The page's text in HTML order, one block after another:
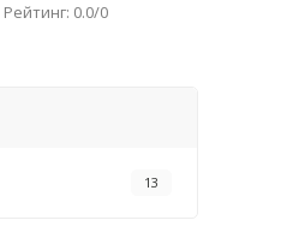
Рейтинг: 0.0/0
13